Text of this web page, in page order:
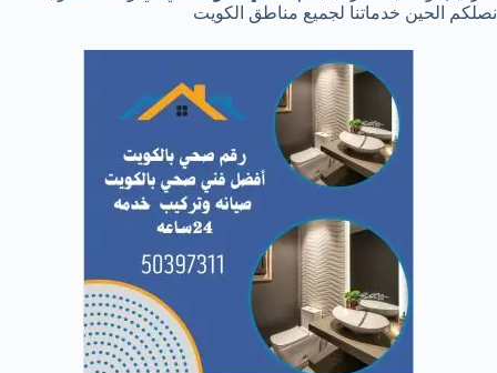
نصلكم الحين خدماتنا لجميع مناطق الكويت